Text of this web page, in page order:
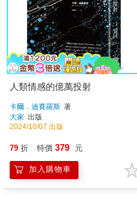
人類情感的億萬投射
卡爾．迪賽羅斯 著
大家 出版
2024/10/07 出版
79 折 特價 379 元
加入購物車